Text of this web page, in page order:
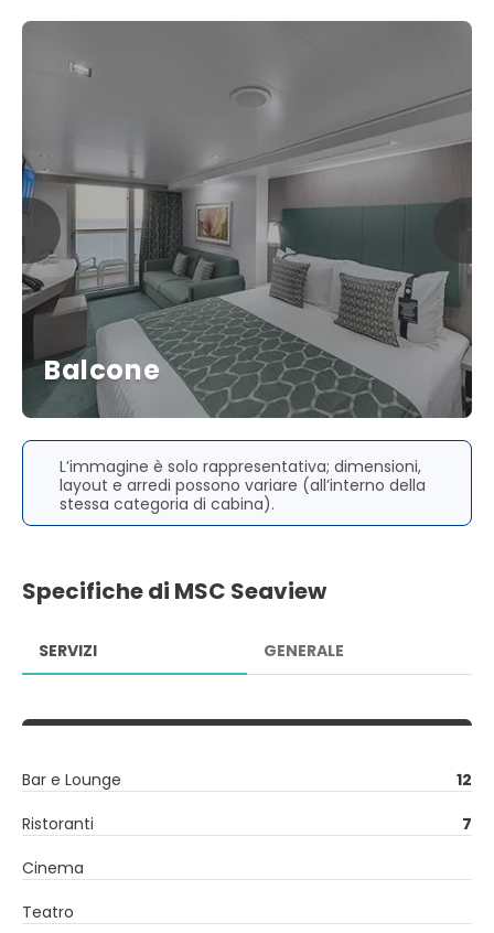
Balcone
L’immagine è solo rappresentativa; dimensioni,
layout e arredi possono variare (all’interno della
stessa categoria di cabina).
Specifiche di MSC Seaview
SERVIZI GENERALE
Bar e Lounge
12
Ristoranti
7
Cinema
Teatro